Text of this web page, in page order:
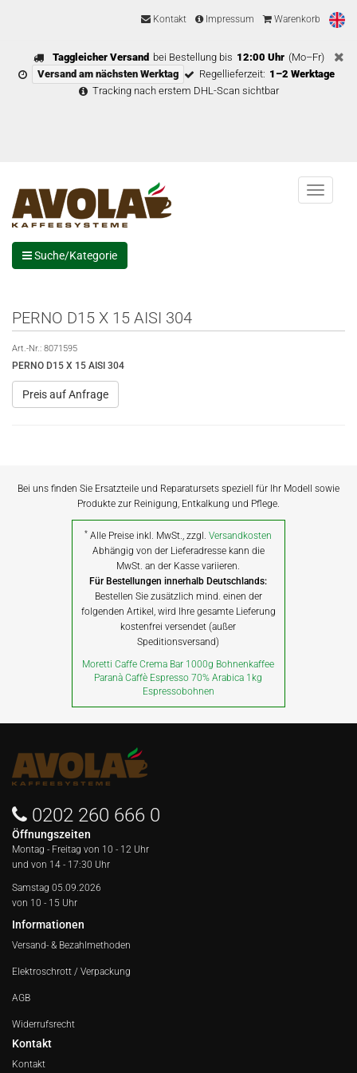
Kontakt Impressum Warenkorb
Taggleicher Versand bei Bestellung bis 12:00 Uhr (Mo–Fr)
Versand am nächsten Werktag
Regellieferzeit: 1–2 Werktage
Tracking nach erstem DHL-Scan sichtbar
Menu
Suche/Kategorie
PERNO D15 X 15 AISI 304
Art.-Nr.: 8071595
PERNO D15 X 15 AISI 304
Preis auf Anfrage
Bei uns finden Sie Ersatzteile und Reparatursets speziell für Ihr Modell sowie
Produkte zur Reinigung, Entkalkung und Pflege.
* Alle Preise inkl. MwSt., zzgl.Versandkosten
Abhängig von der Lieferadresse kann die
MwSt. an der Kasse variieren.
Für Bestellungen innerhalb Deutschlands:
Bestellen Sie zusätzlich mind. einen der
folgenden Artikel, wird Ihre gesamte Lieferung
kostenfrei versendet (außer
Speditionsversand)
Moretti Caffe Crema Bar 1000g Bohnenkaffee
Paranà Caffè Espresso 70% Arabica 1kg
Espressobohnen
0202 260 666 0
Öffnungszeiten
Montag - Freitag von 10 - 12 Uhr
und von 14 - 17:30 Uhr
Samstag 05.09.2026
von 10 - 15 Uhr
Informationen
Versand- & Bezahlmethoden
Elektroschrott / Verpackung
AGB
Widerrufsrecht
Kontakt
Kontakt